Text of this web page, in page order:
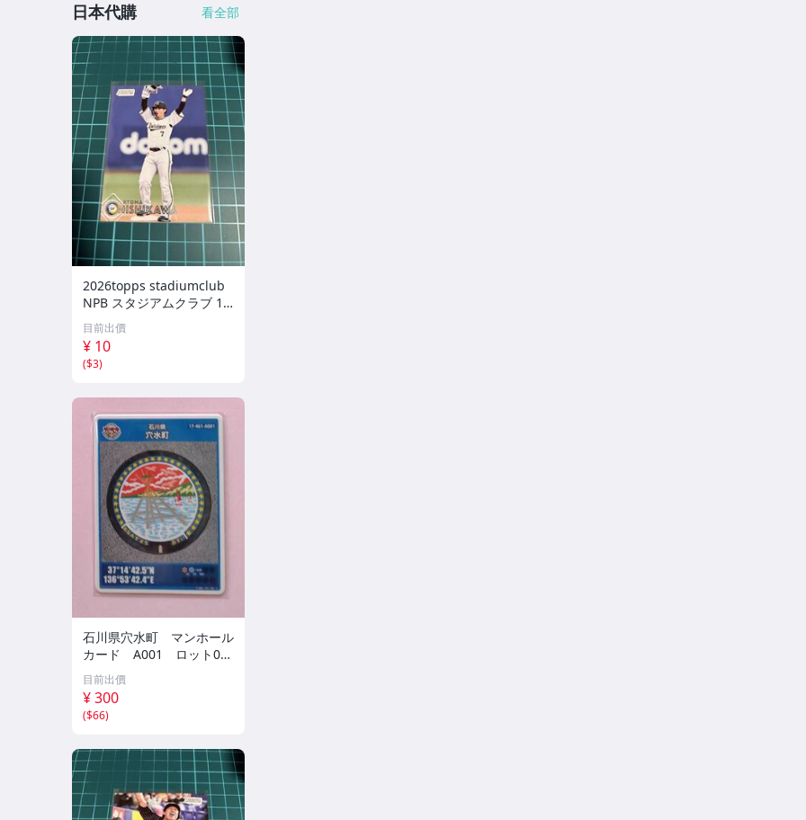
日本代購 看全部
2026topps stadiumclub
NPB スタジアムクラブ 16
0 オリックスバファローズ
西川龍馬
目前出價
¥ 10
($3)
石川県穴水町 マンホール
カード A001 ロット00
4
目前出價
¥ 300
($66)